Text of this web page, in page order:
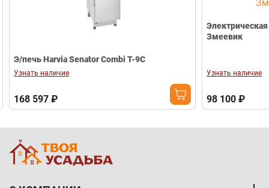
Э/печь Harvia Senator Combi T-9C
Узнать наличие
168 597 ₽
Змеевик
Узнать наличие
98 100 ₽